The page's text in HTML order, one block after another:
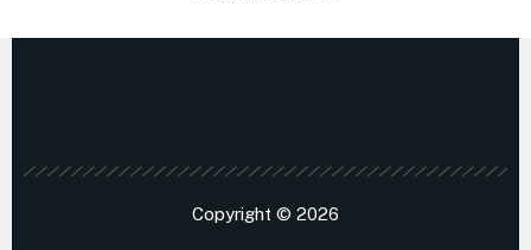
Copyright © 2026